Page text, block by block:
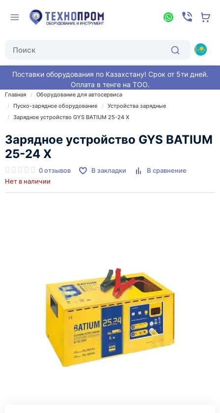
Поставки оборудования по Казахстану! Срок от 5ти дней.
Оплата в тенге на ТОО.
Главная
Оборудование для автосервиса
Пуско-зарядное оборудование
Устройства зарядные
Зарядное устройство GYS BATIUM 25-24 X
Зарядное устройство GYS BATIUM
25-24 X
0 отзывов В закладки
В сравнение
Нет в наличии